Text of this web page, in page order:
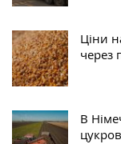
Ціни
через
В